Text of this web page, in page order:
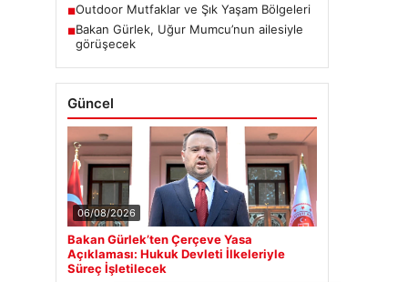
■Outdoor Mutfaklar ve Şık Yaşam Bölgeleri
■Bakan Gürlek, Uğur Mumcu’nun ailesiyle
görüşecek
Güncel
06/08/2026
Bakan Gürlek’ten Çerçeve Yasa
Açıklaması: Hukuk Devleti İlkeleriyle
Süreç İşletilecek